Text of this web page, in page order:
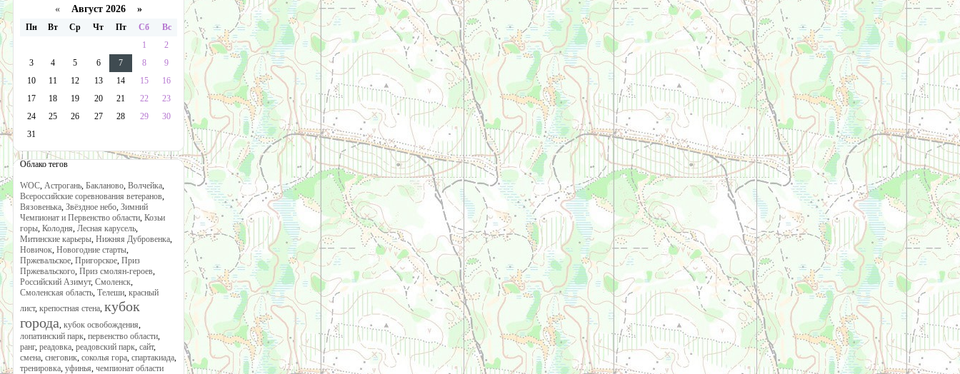
« Август 2026 »
Пн Вт Ср Чт Пт Сб
Вс
1
2
3
4 5 6 7 8
9
10
11 12 13 14 15
16
17
18 19 20 21 22
23
24
25 26 27 28 29
30
31
Облако тегов
WOC, Астрогань, Бакланово, Волчейка,
Всероссийские соревнования ветеранов,
Вязовенька, Звёздное небо, Зимний
Чемпионат и Первенство области, Козьи
горы, Колодня, Лесная карусель,
Митинские карьеры, Нижняя Дубровенка,
Новичок, Новогодние старты,
Пржевальское, Пригорское, Приз
Пржевальского, Приз смолян-героев,
Российский Азимут, Смоленск,
Смоленская область, Телеши, красный
лист, крепостная стена, кубок
города, кубок освобождения,
лопатинский парк, первенство области,
ранг, реадовка, реадовский парк, сайт,
смена, снеговик, соколья гора, спартакиада,
тренировка, уфинья, чемпионат области